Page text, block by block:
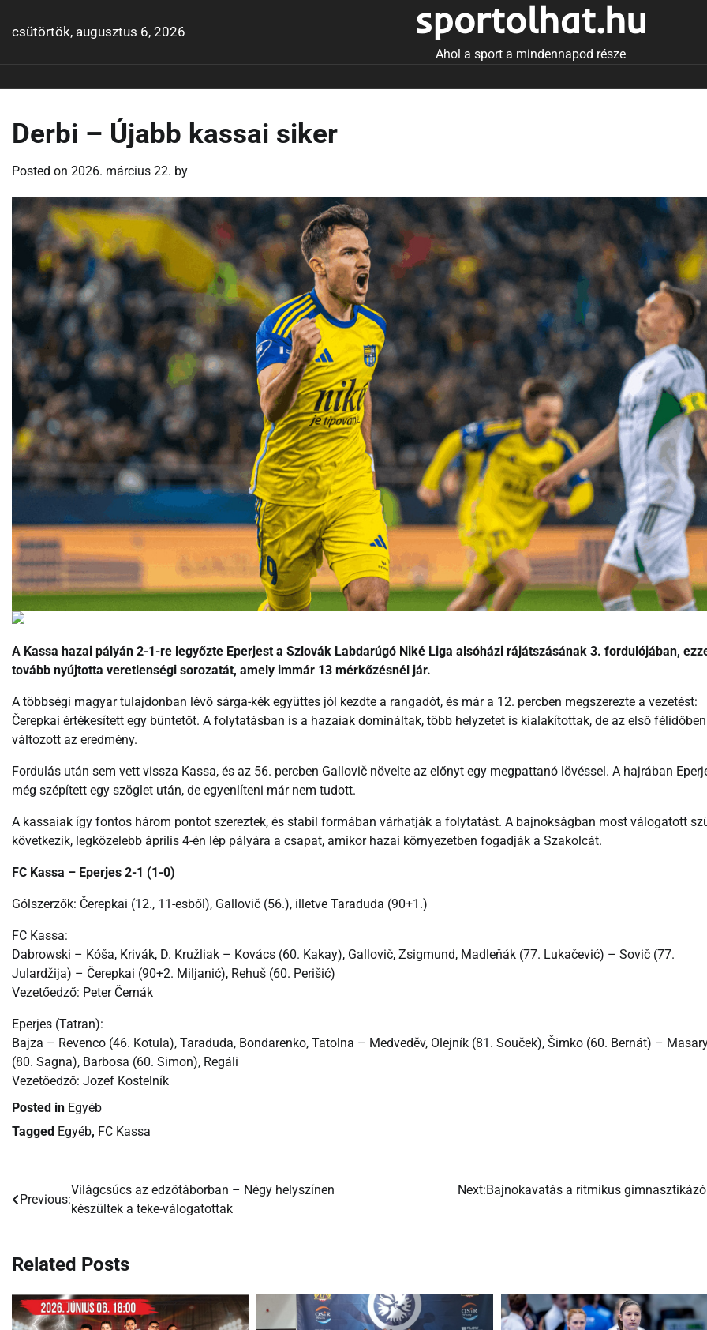
csütörtök, augusztus 6, 2026 sportolhat.hu
Ahol a sport a mindennapod része
Derbi – Újabb kassai siker
Posted on 2026. március 22. by
A Kassa hazai pályán 2-1-re legyőzte Eperjest a Szlovák Labdarúgó Niké Liga alsóházi rájátszásának 3. fordulójában,
tovább nyújtotta veretlenségi sorozatát, amely immár 13 mérkőzésnél jár.
A többségi magyar tulajdonban lévő sárga-kék együttes jól kezdte a rangadót, és már a 12. percben megszerezte a vezetést:
Čerepkai értékesített egy büntetőt. A folytatásban is a hazaiak domináltak, több helyzetet is kialakítottak, de az első
változott az eredmény.
Fordulás után sem vett vissza Kassa, és az 56. percben Gallovič növelte az előnyt egy megpattanó lövéssel. A hajrában
még szépített egy szöglet után, de egyenlíteni már nem tudott.
A kassaiak így fontos három pontot szereztek, és stabil formában várhatják a folytatást. A bajnokságban most válogatott
következik, legközelebb április 4-én lép pályára a csapat, amikor hazai környezetben fogadják a Szakolcát.
FC Kassa – Eperjes 2-1 (1-0)
Gólszerzők: Čerepkai (12., 11-esből), Gallovič (56.), illetve Taraduda (90+1.)
FC Kassa:
Dabrowski – Kóša, Krivák, D. Kružliak – Kovács (60. Kakay), Gallovič, Zsigmund, Madleňák (77. Lukačević) – Sovič (77.
Julardžija) – Čerepkai (90+2. Miljanić), Rehuš (60. Perišić)
Vezetőedző: Peter Černák
Eperjes (Tatran):
Bajza – Revenco (46. Kotula), Taraduda, Bondarenko, Tatolna – Medveděv, Olejník (81. Souček), Šimko (60. Bernát) –
(80. Sagna), Barbosa (60. Simon), Regáli
Vezetőedző: Jozef Kostelník
Posted in Egyéb
Tagged Egyéb, FC Kassa
Bejegyzés
Previous:
Világcsúcs az edzőtáborban – Négy helyszínen
készültek a teke-válogatottak
Next:Bajnokavatás a ritmikus
Related Posts